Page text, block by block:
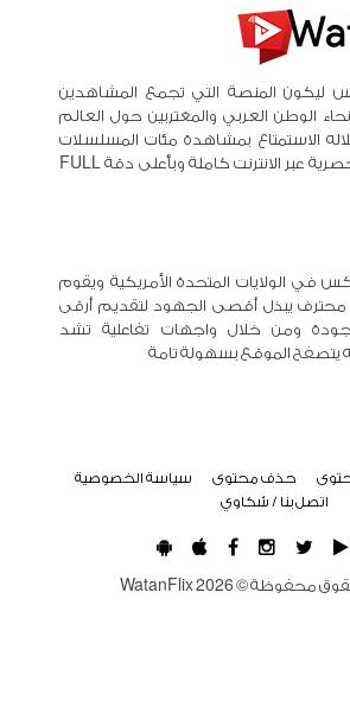
المنصة التي تجمع المشاهدين
الوطن العربي والمغتربين حول العالم
الاستمتاع بمشاهدة مئات المسلسلات
والأعمال العربية الحصرية عبر الانترنت كاملة وبأعلى دقة FULL
في الولايات المتحدة الأمريكية ويقوم
محترف يبذل أقصى الجهود لتقديم أرقى
ومن خلال واجهات تفاعلية تشد
يتصفح الموقع بسهولة تامة
حذف محتوى
سياسة الخصوصية
اتصل بنا / شكاوي
محفوظة © WatanFlix2026